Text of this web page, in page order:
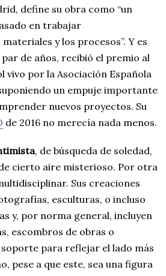
define su obra como “un
en trabajar
y los procesos”. Y es
de años, recibió el premio al
vivo por la Asociación Española
un empuje importante
nuevos proyectos. Su
de 2016 no merecía nada menos.
, de búsqueda de soledad,
cierto aire misterioso. Por otra
Sus creaciones
esculturas, o incluso
y, por norma general, incluyen
escombros de obras o
soporte para reflejar el lado más
pese a que este, sea una figura